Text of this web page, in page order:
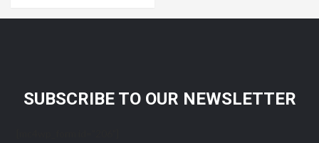
SUBSCRIBE TO OUR NEWSLETTER